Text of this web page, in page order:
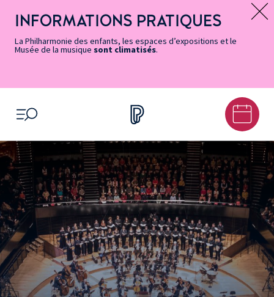
page
Accessibilité
accès
rapides
principal
contenu
principal
page
Message d’information
INFORMATIONS PRATIQUES
La Philharmonie des enfants, les espaces d’expositions et le
Musée de la musique sont climatisés.
OUVRIR LE MENU